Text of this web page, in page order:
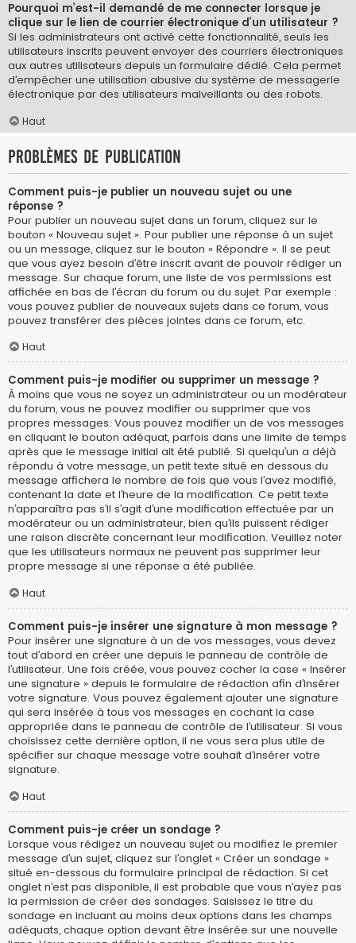
Pourquoi m’est-il demandé de me connecter lorsque je
clique sur le lien de courrier électronique d’un utilisateur ?
Si les administrateurs ont activé cette fonctionnalité, seuls les
utilisateurs inscrits peuvent envoyer des courriers électroniques
aux autres utilisateurs depuis un formulaire dédié. Cela permet
d’empêcher une utilisation abusive du système de messagerie
électronique par des utilisateurs malveillants ou des robots.
Haut
Problèmes de publication
Comment puis-je publier un nouveau sujet ou une
réponse ?
Pour publier un nouveau sujet dans un forum, cliquez sur le
bouton « Nouveau sujet ». Pour publier une réponse à un sujet
ou un message, cliquez sur le bouton « Répondre ». Il se peut
que vous ayez besoin d’être inscrit avant de pouvoir rédiger un
message. Sur chaque forum, une liste de vos permissions est
affichée en bas de l’écran du forum ou du sujet. Par exemple :
vous pouvez publier de nouveaux sujets dans ce forum, vous
pouvez transférer des pièces jointes dans ce forum, etc.
Haut
Comment puis-je modifier ou supprimer un message ?
À moins que vous ne soyez un administrateur ou un modérateur
du forum, vous ne pouvez modifier ou supprimer que vos
propres messages. Vous pouvez modifier un de vos messages
en cliquant le bouton adéquat, parfois dans une limite de temps
après que le message initial ait été publié. Si quelqu’un a déjà
répondu à votre message, un petit texte situé en dessous du
message affichera le nombre de fois que vous l’avez modifié,
contenant la date et l’heure de la modification. Ce petit texte
n’apparaîtra pas s’il s’agit d’une modification effectuée par un
modérateur ou un administrateur, bien qu’ils puissent rédiger
une raison discrète concernant leur modification. Veuillez noter
que les utilisateurs normaux ne peuvent pas supprimer leur
propre message si une réponse a été publiée.
Haut
Comment puis-je insérer une signature à mon message ?
Pour insérer une signature à un de vos messages, vous devez
tout d’abord en créer une depuis le panneau de contrôle de
l’utilisateur. Une fois créée, vous pouvez cocher la case « Insérer
une signature » depuis le formulaire de rédaction afin d’insérer
votre signature. Vous pouvez également ajouter une signature
qui sera insérée à tous vos messages en cochant la case
appropriée dans le panneau de contrôle de l’utilisateur. Si vous
choisissez cette dernière option, il ne vous sera plus utile de
spécifier sur chaque message votre souhait d’insérer votre
signature.
Haut
Comment puis-je créer un sondage ?
Lorsque vous rédigez un nouveau sujet ou modifiez le premier
message d’un sujet, cliquez sur l’onglet « Créer un sondage »
situé en-dessous du formulaire principal de rédaction. Si cet
onglet n’est pas disponible, il est probable que vous n’ayez pas
la permission de créer des sondages. Saisissez le titre du
sondage en incluant au moins deux options dans les champs
adéquats, chaque option devant être insérée sur une nouvelle